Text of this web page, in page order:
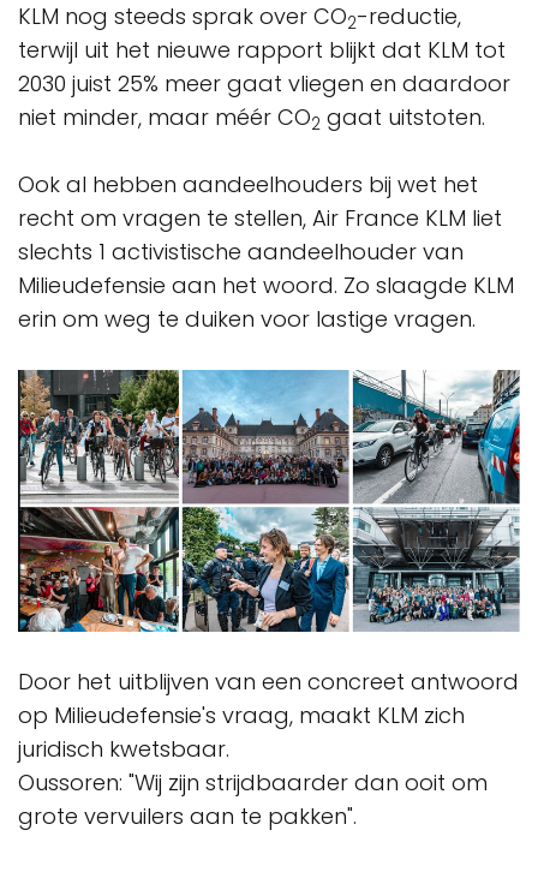
KLM nog steeds sprak over CO2-reductie,
terwijl uit het nieuwe rapport blijkt dat KLM tot
2030 juist 25% meer gaat vliegen en daardoor
niet minder, maar méér CO2 gaat uitstoten.
Ook al hebben aandeelhouders bij wet het
recht om vragen te stellen, Air France KLM liet
slechts 1 activistische aandeelhouder van
Milieudefensie aan het woord. Zo slaagde KLM
erin om weg te duiken voor lastige vragen.
Door het uitblijven van een concreet antwoord
op Milieudefensie's vraag, maakt KLM zich
juridisch kwetsbaar.
Oussoren: "Wij zijn strijdbaarder dan ooit om
grote vervuilers aan te pakken".